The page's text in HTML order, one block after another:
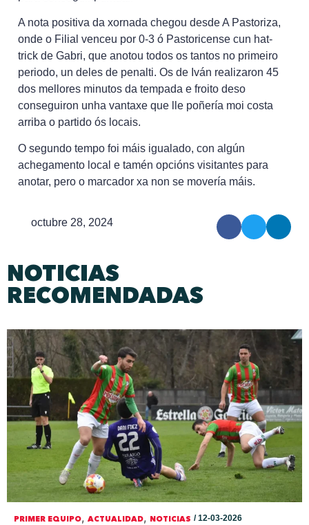
A nota positiva da xornada chegou desde A Pastoriza,
onde o Filial venceu por 0-3 ó Pastoricense cun hat-
trick de Gabri, que anotou todos os tantos no primeiro
periodo, un deles de penalti. Os de Iván realizaron 45
dos mellores minutos da tempada e froito deso
conseguiron unha vantaxe que lle poñería moi costa
arriba o partido ós locais.
O segundo tempo foi máis igualado, con algún
achegamento local e tamén opcións visitantes para
anotar, pero o marcador xa non se movería máis.
octubre 28, 2024
NOTICIAS
RECOMENDADAS
PRIMER EQUIPO, ACTUALIDAD, NOTICIAS / 12-03-2026